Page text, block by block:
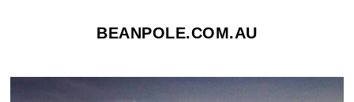
BEANPOLE.COM.AU